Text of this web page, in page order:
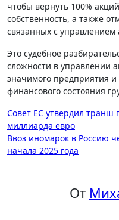
чтобы вернуть 100%
собственность, а также
связанных с управлением
Это судебное
сложности в управлении
значимого предприятия
финансового состояния
Навигация
по
записям
Совет ЕС утвердил
миллиарда евро
Ввоз иномарок в Россию
начала 2025 года
От